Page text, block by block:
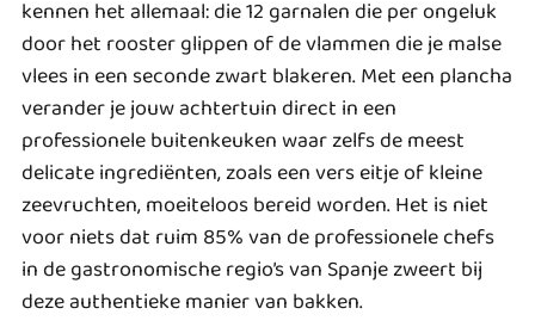
kennen het allemaal: die 12 garnalen die per ongeluk
door het rooster glippen of de vlammen die je malse
vlees in een seconde zwart blakeren. Met een plancha
verander je jouw achtertuin direct in een
professionele buitenkeuken waar zelfs de meest
delicate ingrediënten, zoals een vers eitje of kleine
zeevruchten, moeiteloos bereid worden. Het is niet
voor niets dat ruim 85% van de professionele chefs
in de gastronomische regio’s van Spanje zweert bij
deze authentieke manier van bakken.